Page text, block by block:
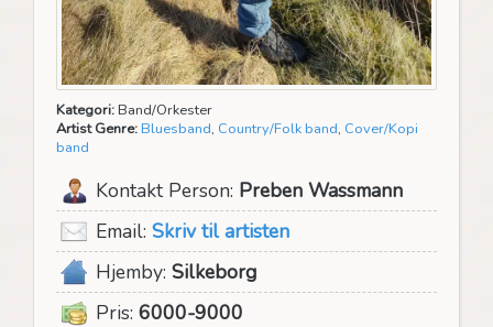
Kategori: Band/Orkester
Artist Genre: Bluesband, Country/Folk band, Cover/Kopi
band
Kontakt Person: Preben Wassmann
Email: Skriv til artisten
Hjemby: Silkeborg
Pris: 6000-9000